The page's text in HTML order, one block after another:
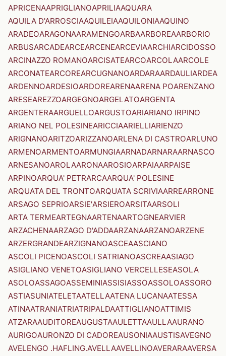
APRICENAAPRIGLIANOAPRILIAAQUARA
AQUILA D'ARROSCIAAQUILEIAAQUILONIAAQUINO
ARADEOARAGONAARAMENGOARBAARBOREAARBORIO
ARBUSARCADEARCEARCENEARCEVIAARCHIARCIDOSSO
ARCINAZZO ROMANOARCISATEARCOARCOLAARCOLE
ARCONATEARCOREARCUGNANOARDARAARDAULIARDEA
ARDENNOARDESIOARDOREARENAARENA POARENZANO
ARESEAREZZOARGEGNOARGELATOARGENTA
ARGENTERAARGUELLOARGUSTOARIARIANO IRPINO
ARIANO NEL POLESINEARICCIAARIELLIARIENZO
ARIGNANOARITZOARIZZANOARLENA DI CASTROARLUNO
ARMENOARMENTOARMUNGIAARNADARNARAARNASCO
ARNESANOAROLAARONAAROSIOARPAIAARPAISE
ARPINOARQUA' PETRARCAARQUA' POLESINE
ARQUATA DEL TRONTOARQUATA SCRIVIAARREARRONE
ARSAGO SEPRIOARSIE'ARSIEROARSITAARSOLI
ARTA TERMEARTEGNAARTENAARTOGNEARVIER
ARZACHENAARZAGO D'ADDAARZANAARZANOARZENE
ARZERGRANDEARZIGNANOASCEAASCIANO
ASCOLI PICENOASCOLI SATRIANOASCREAASIAGO
ASIGLIANO VENETOASIGLIANO VERCELLESEASOLA
ASOLOASSAGOASSEMINIASSISIASSOASSOLOASSORO
ASTIASUNIATELETAATELLAATENA LUCANAATESSA
ATINAATRANIATRIATRIPALDAATTIGLIANOATTIMIS
ATZARAAUDITOREAUGUSTAAULETTAAULLAAURANO
AURIGOAURONZO DI CADOREAUSONIAAUSTISAVEGNO
AVELENGO .HAFLING.AVELLAAVELLINOAVERARAAVERSA